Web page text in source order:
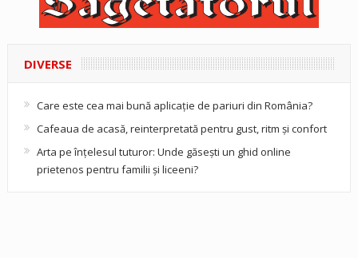
DIVERSE
Care este cea mai bună aplicație de pariuri din România?
Cafeaua de acasă, reinterpretată pentru gust, ritm și confort
Arta pe înțelesul tuturor: Unde găsești un ghid online
prietenos pentru familii și liceeni?